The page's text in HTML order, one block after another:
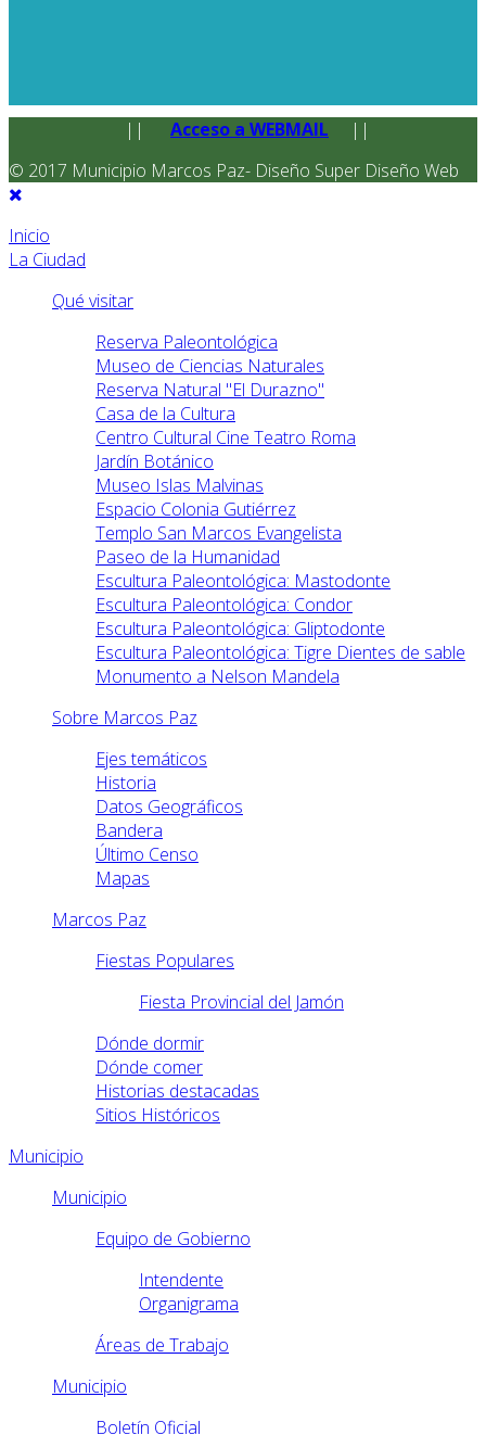
|| Acceso a WEBMAIL
||
© 2017 Municipio Marcos Paz- Diseño Super Diseño Web
Inicio
La Ciudad
Qué visitar
Reserva Paleontológica
Museo de Ciencias Naturales
Reserva Natural "El Durazno"
Casa de la Cultura
Centro Cultural Cine Teatro Roma
Jardín Botánico
Museo Islas Malvinas
Espacio Colonia Gutiérrez
Templo San Marcos Evangelista
Paseo de la Humanidad
Escultura Paleontológica: Mastodonte
Escultura Paleontológica: Condor
Escultura Paleontológica: Gliptodonte
Escultura Paleontológica: Tigre Dientes de sable
Monumento a Nelson Mandela
Sobre Marcos Paz
Ejes temáticos
Historia
Datos Geográficos
Bandera
Último Censo
Mapas
Marcos Paz
Fiestas Populares
Fiesta Provincial del Jamón
Dónde dormir
Dónde comer
Historias destacadas
Sitios Históricos
Municipio
Municipio
Equipo de Gobierno
Intendente
Organigrama
Áreas de Trabajo
Municipio
Boletín Oficial